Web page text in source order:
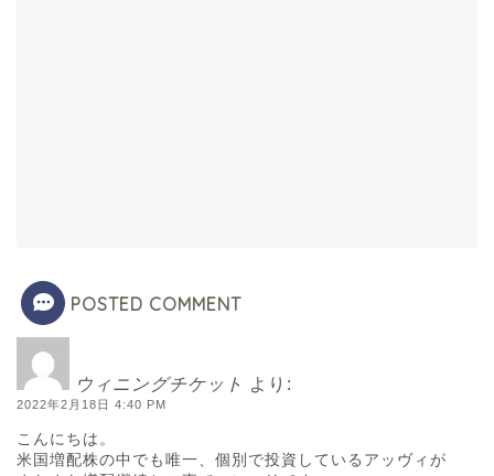
POSTED COMMENT
ウィニングチケット より:
2022年2月18日 4:40 PM
こんにちは。
米国増配株の中でも唯一、個別で投資しているアッヴィが